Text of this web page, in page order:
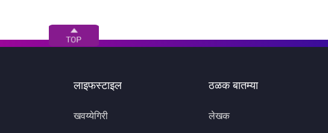
लाइफस्टाइल
खवय्येगिरी
ठळक बातम्या
लेखक